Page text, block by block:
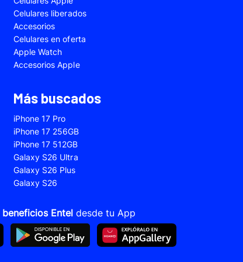
Samsung Galaxy A33
Samsung Galaxy A53
Samsung Galaxy S22
Samsung Galaxy S23 Ultra
VIVO Y28s
Xiaomi 12T
Xiaomi Redmi A1
Xiaomi Redmi 10A
Xiaomi Redmi 14C
Xiaomi Redmi Note 11
Xiaomi Redmi Note 13
Celulares liberados
Accesorios
Celulares en oferta
Apple Watch
Accesorios Apple
Más buscados
iPhone 17 Pro
iPhone 17 256GB
iPhone 17 512GB
Galaxy S26 Ultra
Galaxy S26 Plus
Galaxy S26
beneficios Enteldesde tu App